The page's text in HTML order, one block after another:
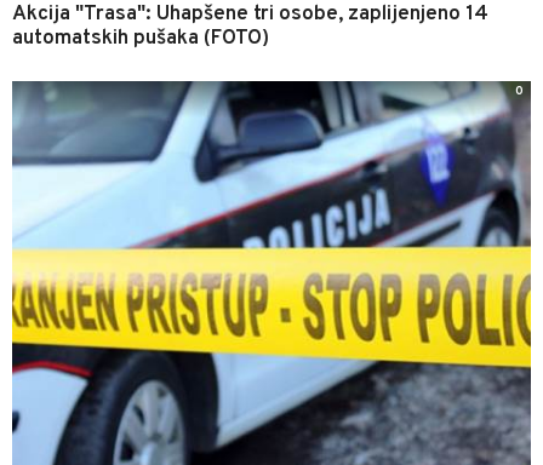
Akcija "Trasa": Uhapšene tri osobe, zaplijenjeno 14
automatskih pušaka (FOTO)
0